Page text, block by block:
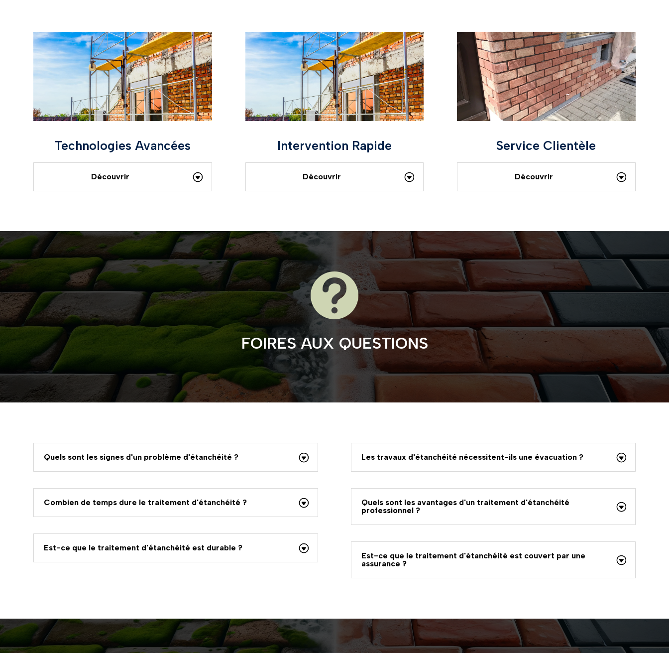
Technologies Avancées
Découvrir
Intervention Rapide
Découvrir
Service Clientèle
Découvrir

FOIRES AUX QUESTIONS
Quels sont les signes d'un problème d'étanchéité ?
Combien de temps dure le traitement d'étanchéité ?
Est-ce que le traitement d'étanchéité est durable ?
Les travaux d'étanchéité nécessitent-ils une évacuation ?
Quels sont les avantages d'un traitement d'étanchéité
professionnel ?
Est-ce que le traitement d'étanchéité est couvert par une
assurance ?